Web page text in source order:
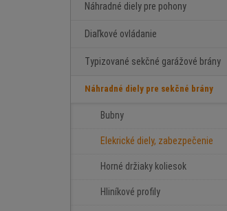
Náhradné diely pre pohony
Diaľkové ovládanie
Typizované sekčné garážové brány
Náhradné diely pre sekčné brány
Bubny
Elekrické diely, zabezpečenie
Horné držiaky koliesok
Hliníkové profily